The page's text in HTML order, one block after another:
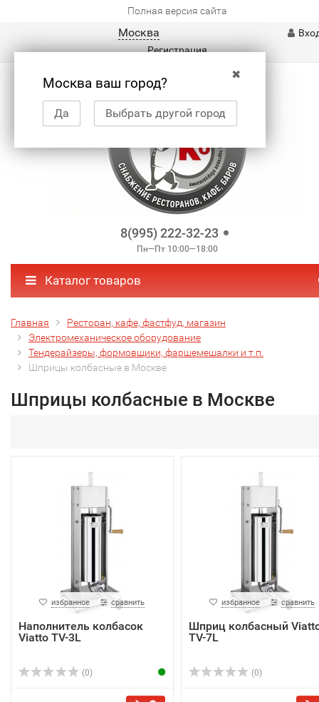
Полная версия сайта
Москва
✖
Москва ваш город?
Да Выбрать другой город
Регистрация
8(995) 222-32-23
Пн—Пт 10:00—18:00
Каталог товаров
Главная
Ресторан, кафе, фастфуд, магазин
Электромеханическое оборудование
Тендерайзеры, формовщики, фаршемешалки и т.п.
Шприцы колбасные в Москве
Шприцы колбасные в Москве
избранное сравнить
Наполнитель колбасок
Viatto TV-3L
(0)
избранное сравнить
Шприц колбасный
TV-7L
(0)